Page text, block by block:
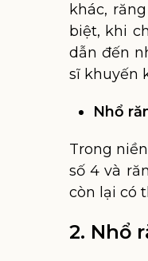
khác,
biệt, khi
dẫn đến
sĩ khuyến
Nhổ
Trong
số 4 và
còn lại có
2. Nhổ